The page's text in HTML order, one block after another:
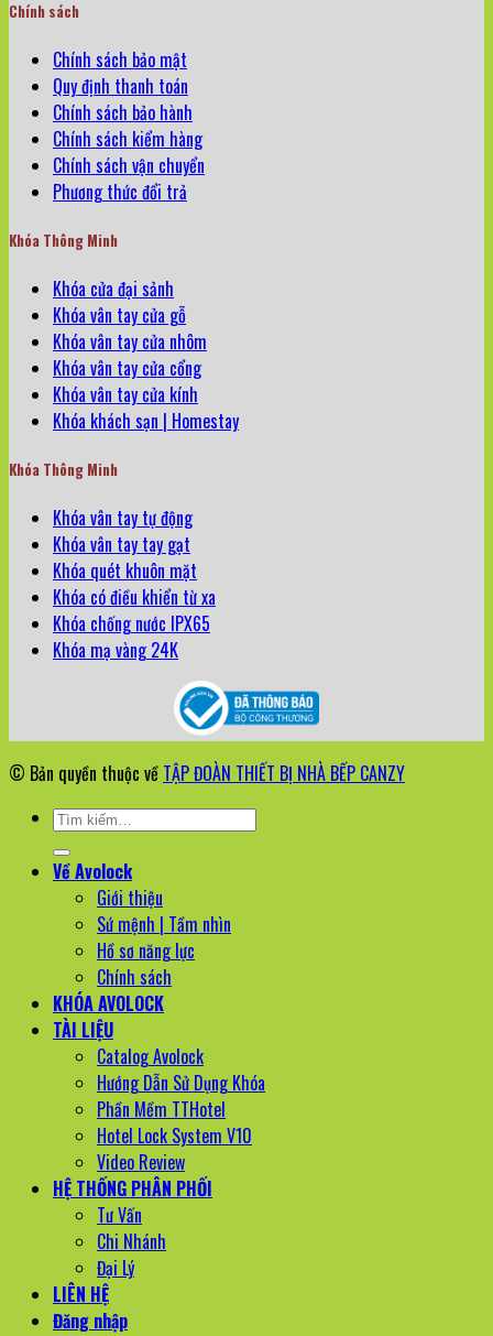
Chính sách
Chính sách bảo mật
Quy định thanh toán
Chính sách bảo hành
Chính sách kiểm hàng
Chính sách vận chuyển
Phương thức đổi trả
Khóa Thông Minh
Khóa cửa đại sảnh
Khóa vân tay cửa gỗ
Khóa vân tay cửa nhôm
Khóa vân tay cửa cổng
Khóa vân tay cửa kính
Khóa khách sạn | Homestay
Khóa Thông Minh
Khóa vân tay tự động
Khóa vân tay tay gạt
Khóa quét khuôn mặt
Khóa có điều khiển từ xa
Khóa chống nước IPX65
Khóa mạ vàng 24K
© Bản quyền thuộc về TẬP ĐOÀN THIẾT BỊ NHÀ BẾP CANZY
Tìm
kiếm:
Về Avolock
Giới thiệu
Sứ mệnh | Tầm nhìn
Hồ sơ năng lực
Chính sách
KHÓA AVOLOCK
TÀI LIỆU
Catalog Avolock
Hướng Dẫn Sử Dụng Khóa
Phần Mềm TTHotel
Hotel Lock System V10
Video Review
HỆ THỐNG PHÂN PHỐI
Tư Vấn
Chi Nhánh
Đại Lý
LIÊN HỆ
Đăng nhập